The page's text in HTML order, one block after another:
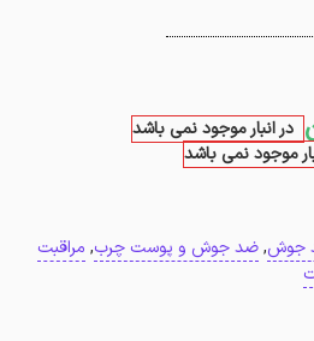
در انبار موجود نمی باشد
موجود نمی باشد
جوش,ضد جوش و پوست چرب, مراقبت